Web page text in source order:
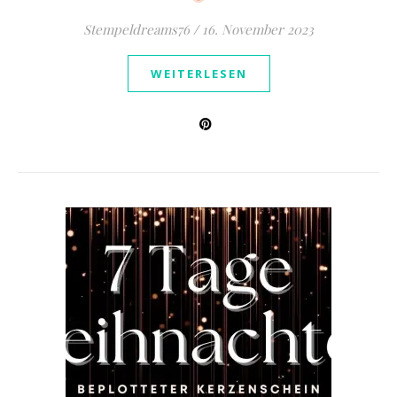
Stempeldreams76 / 16. November 2023
WEITERLESEN